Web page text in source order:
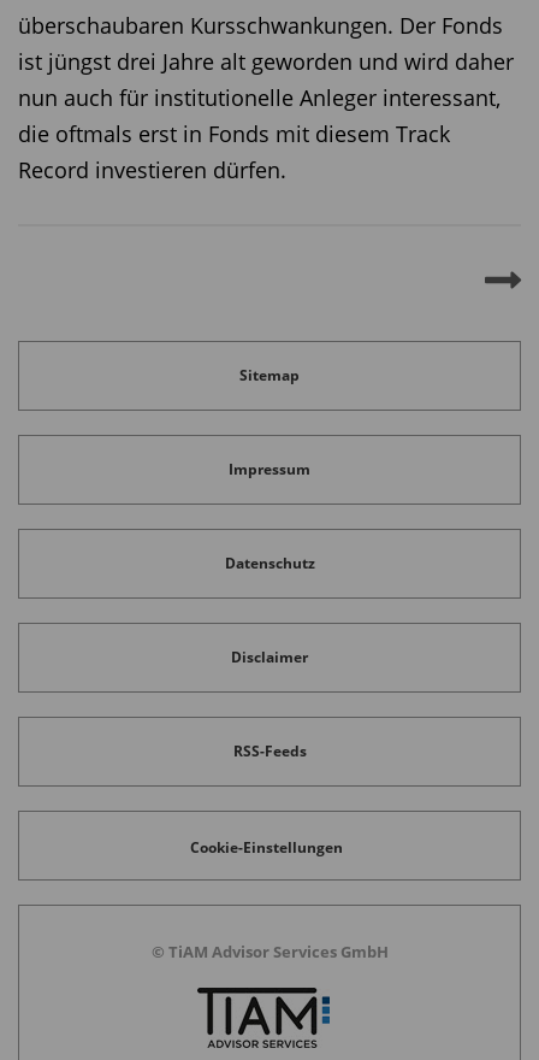
überschaubaren Kursschwankungen. Der Fonds
ist jüngst drei Jahre alt geworden und wird daher
nun auch für institutionelle Anleger interessant,
die oftmals erst in Fonds mit diesem Track
Record investieren dürfen.
Sitemap
Impressum
Datenschutz
Disclaimer
RSS-Feeds
Cookie-Einstellungen
© TiAM Advisor Services GmbH